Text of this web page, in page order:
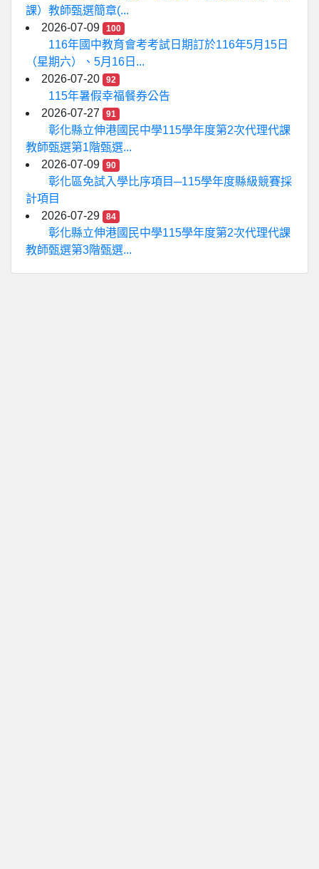
課）教師甄選簡章(...
2026-07-09
100
116年國中教育會考考試日期訂於116年5月15日
（星期六）、5月16日...
2026-07-20
92
115年暑假幸福餐券公告
2026-07-27
91
彰化縣立伸港國民中學115學年度第2次代理代課
教師甄選第1階甄選...
2026-07-09
90
彰化區免試入學比序項目─115學年度縣級競賽採
計項目
2026-07-29
84
彰化縣立伸港國民中學115學年度第2次代理代課
教師甄選第3階甄選...